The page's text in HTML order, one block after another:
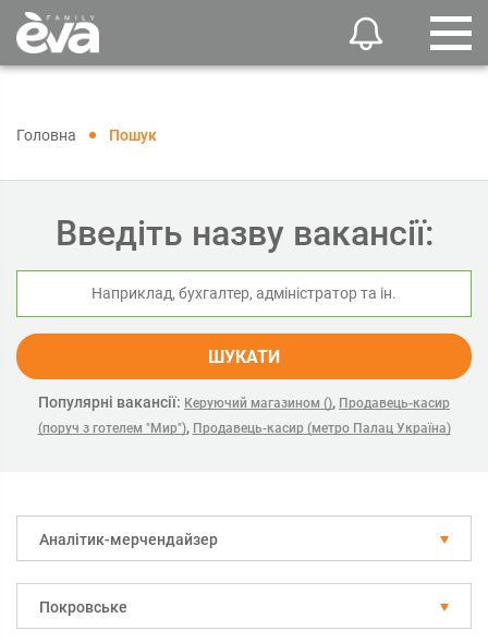
Головна Пошук
Введіть назву вакансії:
ШУКАТИ
Популярні вакансії: Керуючий магазином (), Продавець-касир
(поруч з готелем "Мир"), Продавець-касир (метро Палац Україна)
Аналітик-мерчендайзер
Покровське